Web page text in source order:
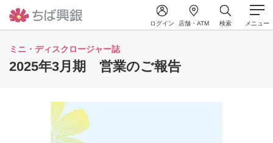
ログイン 店舗・ATM 検索 メニュー
ミニ・ディスクロージャー誌
2025年3月期 営業のご報告